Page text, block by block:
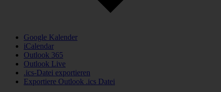
Google Kalender
iCalendar
Outlook 365
Outlook Live
.ics-Datei exportieren
Exportiere Outlook .ics Datei